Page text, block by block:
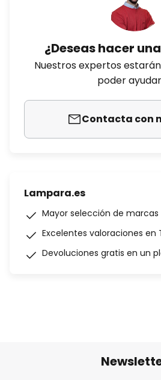
¿Deseas hacer
Nuestros expertos
poder
Contacta con
Lampara.es
Mayor selección de marcas
Excelentes valoraciones en
Devoluciones gratis en un